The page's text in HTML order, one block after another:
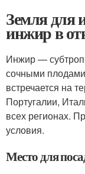
Земля для
инжир в
Инжир —
сочными
встречается на
Португалии,
всех регионах.
условия.
Место для